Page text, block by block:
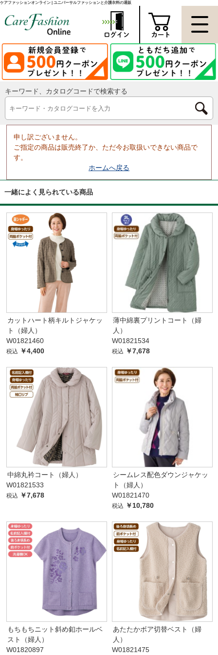
ケアファッションオンライン | ユニバーサルファッションと介護衣料の通販
キーワード、カタログコードで検索する
申し訳ございません。
ご指定の商品は販売終了か、ただ今お取扱いできない商品で
す。
ホームへ戻る
一緒によく見られている商品
カットハート柄キルトジャケッ
ト（婦人）
W01821460
税込 ￥4,400
薄中綿裏プリントコート（婦
人）
W01821534
税込 ￥7,678
中綿丸衿コート（婦人）
W01821533
税込 ￥7,678
シームレス配色ダウンジャケッ
ト（婦人）
W01821470
税込 ￥10,780
もちもちニット斜め釦ホールベ
スト（婦人）
W01820897
あたたかボア切替ベスト（婦
人）
W01821475